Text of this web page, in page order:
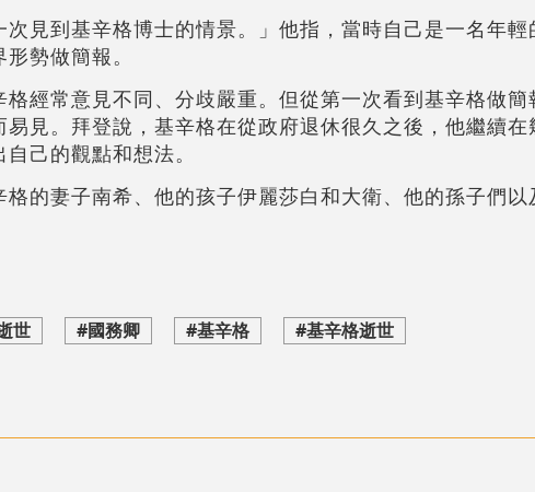
見到基辛格博士的情景。」他指，當時自己是一名年輕
勢做簡報。
經常意見不同、分歧嚴重。但從第一次看到基辛格做簡
見。拜登說，基辛格在從政府退休很久之後，他繼續在
己的觀點和想法。
的妻子南希、他的孩子伊麗莎白和大衛、他的孫子們以
世 #國務卿 #基辛格 #基辛格逝世